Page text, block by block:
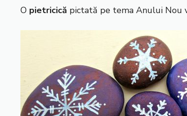
O pietricică pictată pe tema Anului Nou